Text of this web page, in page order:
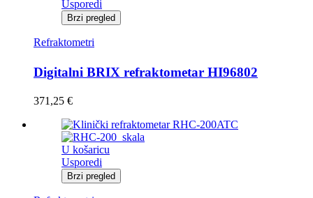
Usporedi
Brzi pregled
Refraktometri
Digitalni BRIX refraktometar HI96802
371,25 €
U košaricu
Usporedi
Brzi pregled